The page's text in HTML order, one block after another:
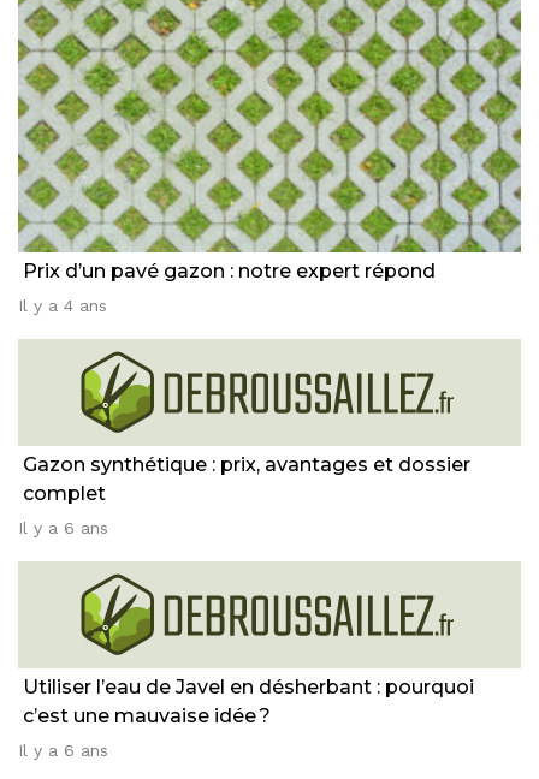
Prix d’un pavé gazon : notre expert répond
Il y a 4 ans
Gazon synthétique : prix, avantages et dossier
complet
Il y a 6 ans
Utiliser l’eau de Javel en désherbant : pourquoi
c’est une mauvaise idée ?
Il y a 6 ans